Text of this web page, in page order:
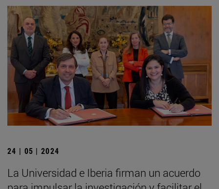
24 | 05 | 2024
La Universidad e Iberia firman un acuerdo